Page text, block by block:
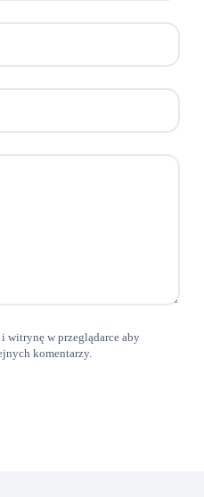
witrynę w przeglądarce aby
komentarzy.